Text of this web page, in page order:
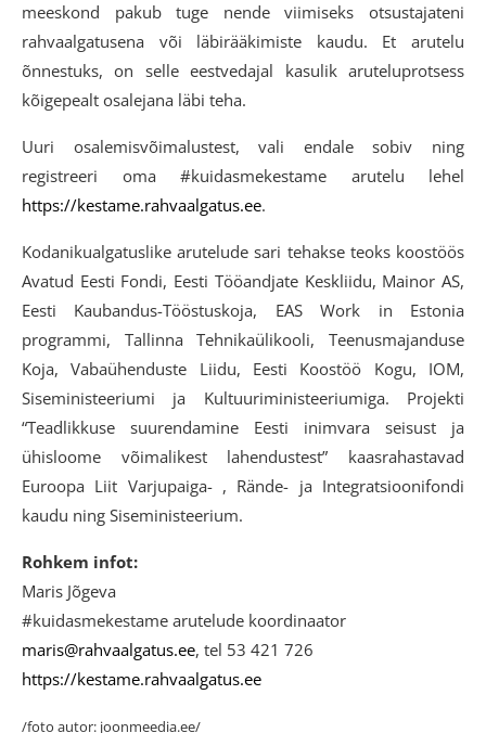
meeskond pakub tuge nende viimiseks otsustajateni
rahvaalgatusena või läbirääkimiste kaudu. Et arutelu
õnnestuks, on selle eestvedajal kasulik aruteluprotsess
kõigepealt osalejana läbi teha.
Uuri osalemisvõimalustest, vali endale sobiv ning
registreeri oma #kuidasmekestame arutelu lehel
https://kestame.rahvaalgatus.ee.
Kodanikualgatuslike arutelude sari tehakse teoks koostöös
Avatud Eesti Fondi, Eesti Tööandjate Keskliidu, Mainor AS,
Eesti Kaubandus-Tööstuskoja, EAS Work in Estonia
programmi, Tallinna Tehnikaülikooli, Teenusmajanduse
Koja, Vabaühenduste Liidu, Eesti Koostöö Kogu, IOM,
Siseministeeriumi ja Kultuuriministeeriumiga. Projekti
“Teadlikkuse suurendamine Eesti inimvara seisust ja
ühisloome võimalikest lahendustest” kaasrahastavad
Euroopa Liit Varjupaiga- , Rände- ja Integratsioonifondi
kaudu ning Siseministeerium.
Rohkem infot:
Maris Jõgeva
#kuidasmekestame arutelude koordinaator
maris@rahvaalgatus.ee, tel 53 421 726
https://kestame.rahvaalgatus.ee
/foto autor: joonmeedia.ee/